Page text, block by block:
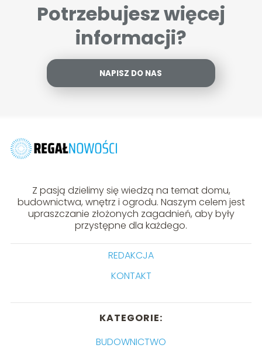
Potrzebujesz więcej
informacji?
NAPISZ DO NAS
Z pasją dzielimy się wiedzą na temat domu,
budownictwa, wnętrz i ogrodu. Naszym celem jest
upraszczanie złożonych zagadnień, aby były
przystępne dla każdego.
REDAKCJA
KONTAKT
KATEGORIE:
BUDOWNICTWO